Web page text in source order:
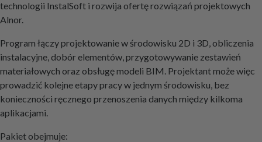
technologii InstalSoft i rozwija ofertę rozwiązań projektowych
Alnor.
Program łączy projektowanie w środowisku 2D i 3D, obliczenia
instalacyjne, dobór elementów, przygotowywanie zestawień
materiałowych oraz obsługę modeli BIM. Projektant może więc
prowadzić kolejne etapy pracy w jednym środowisku, bez
konieczności ręcznego przenoszenia danych między kilkoma
aplikacjami.
Pakiet obejmuje: